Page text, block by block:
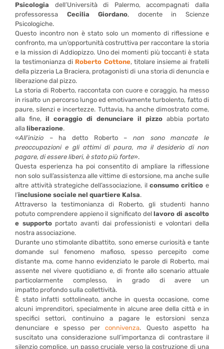
Psicologia dell’Università di Palermo, accompagnati dalla
professoressa Cecilia Giordano, docente in Scienze
Psicologiche.
Questo incontro non è stato solo un momento di riflessione e
confronto, ma un’opportunità costruttiva per raccontare la storia
e la mission di Addiopizzo. Uno dei momenti più toccanti è stata
la testimonianza di Roberto Cottone, titolare insieme ai fratelli
della pizzeria La Braciera, protagonisti di una storia di denuncia e
liberazione dal pizzo.
La storia di Roberto, raccontata con cuore e coraggio, ha messo
in risalto un percorso lungo ed emotivamente turbolento, fatto di
paure, silenzi e incertezze. Tuttavia, ha anche dimostrato come,
alla fine,il coraggio di denunciare il pizzoabbia portato
allaliberazione.
«All’inizio – ha detto Roberto – non sono mancate le
preoccupazioni e gli attimi di paura, ma il desiderio di non
pagare, di essere liberi, è stato più forte».
Questa esperienza ha poi consentito di ampliare la riflessione
non solo sull’assistenza alle vittime di estorsione, ma anche sulle
altre attività strategiche dell’associazione, ilconsumo critico e
l’inclusione sociale nel quartiere Kalsa.
Attraverso la testimonianza di Roberto, gli studenti hanno
potuto comprendere appieno il significato dellavoro di ascolto
e supportoportato avanti dai professionisti e volontari della
nostra associazione.
Durante uno stimolante dibattito, sono emerse curiosità e tante
domande sul fenomeno mafioso, spesso percepito come
distante ma, come hanno evidenziato le parole di Roberto, mai
assente nel vivere quotidiano e, di fronte allo scenario attuale
particolarmente complesso, in grado di avere un
impatto profondo sulla collettività.
È stato infatti sottolineato, anche in questa occasione, come
alcuni imprenditori, specialmente in alcune aree della città e in
specifici settori, continuino a pagare le estorsioni senza
denunciare e spesso perconnivenza. Questo aspetto ha
suscitato una considerazione sull’importanza di contrastare il
silenzio complice, un passo cruciale verso la costruzione di una